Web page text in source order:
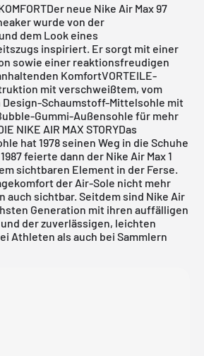
neue Nike Air Max 97
wurde von der
dem Look eines
inspiriert. Er sorgt mit einer
sowie einer reaktionsfreudigen
KomfortVORTEILE-
mit verschweißtem, vom
Schaumstoff-Mittelsohle mit
Gummi-Außensohle für mehr
NIKE AIR MAX STORYDas
hat 1978 seinen Weg in die Schuhe
feierte dann der Nike Air Max 1
sichtbaren Element in der Ferse.
der Air-Sole nicht mehr
auch sichtbar. Seitdem sind Nike Air
Generation mit ihren auffälligen
der zuverlässigen, leichten
Athleten als auch bei Sammlern